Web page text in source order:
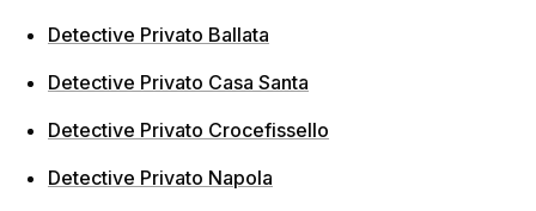
Detective Privato Ballata
Detective Privato Casa Santa
Detective Privato Crocefissello
Detective Privato Napola